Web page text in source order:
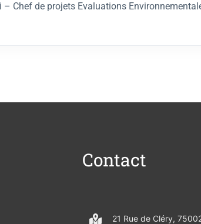
– Chef de projets Evaluations
Contact
21 Rue de Cléry,